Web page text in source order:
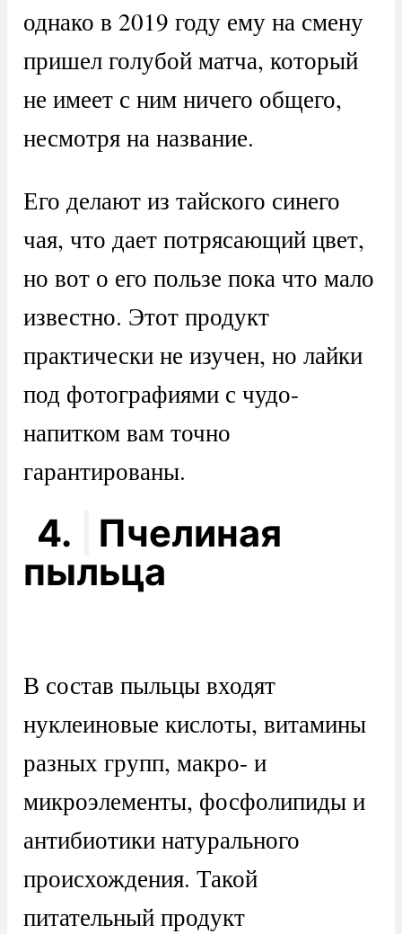
однако в 2019 году ему на смену
пришел голубой матча, который
не имеет с ним ничего общего,
несмотря на название.
Его делают из тайского синего
чая, что дает потрясающий цвет,
но вот о его пользе пока что мало
известно. Этот продукт
практически не изучен, но лайки
под фотографиями с чудо-
напитком вам точно
гарантированы.
4.
Пчелиная
пыльца
В состав пыльцы входят
нуклеиновые кислоты, витамины
разных групп, макро- и
микроэлементы, фосфолипиды и
антибиотики натурального
происхождения. Такой
питательный продукт